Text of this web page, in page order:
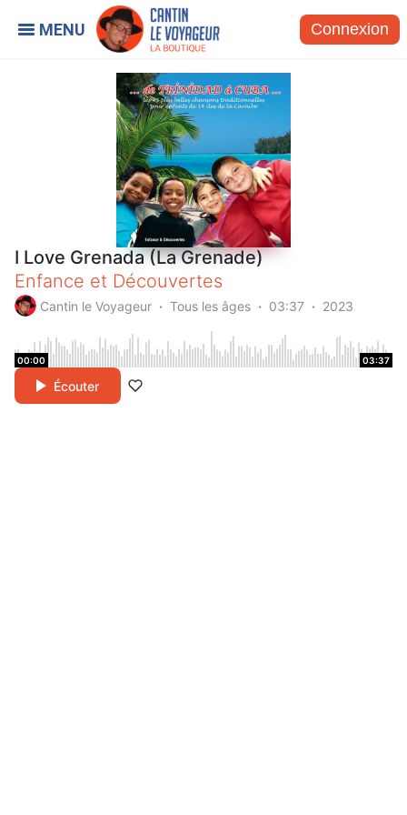
Connexion
I Love Grenada (La Grenade)
Enfance et Découvertes
Cantin le Voyageur Tous les âges 03:37 2023
00:00 03:37
Écouter